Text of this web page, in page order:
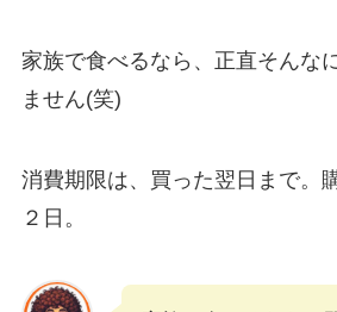
家族で食べるなら、正直そんな
ません(笑)
消費期限は、買った翌日まで。
２日。